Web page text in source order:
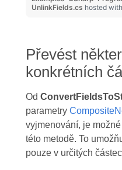
UnlinkFields.cs hosted
Převést
konkrétních
Od
parametry
vyjmenování, je
této metodě. To
pouze v určitých